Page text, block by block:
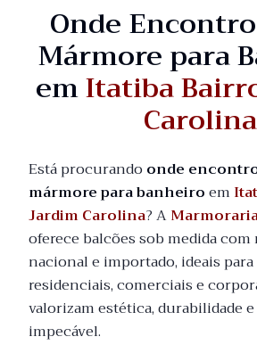
Onde
Mármore para
emItatiba
Carolina
Está procurando onde
mármore para banheiroem
Jardim Carolina? A
oferece balcões sob medida com
nacional e importado, ideais
residenciais, comerciais e
valorizam estética, durabilidade
impecável.